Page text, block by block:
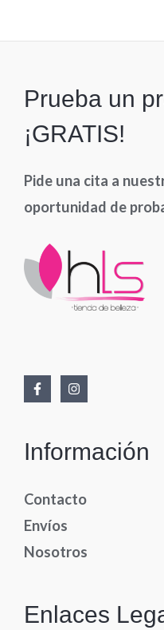
Prueba un
¡GRATIS!
Pide una cita a
oportunidad de
Información
Contacto
Envíos
Nosotros
Enlaces